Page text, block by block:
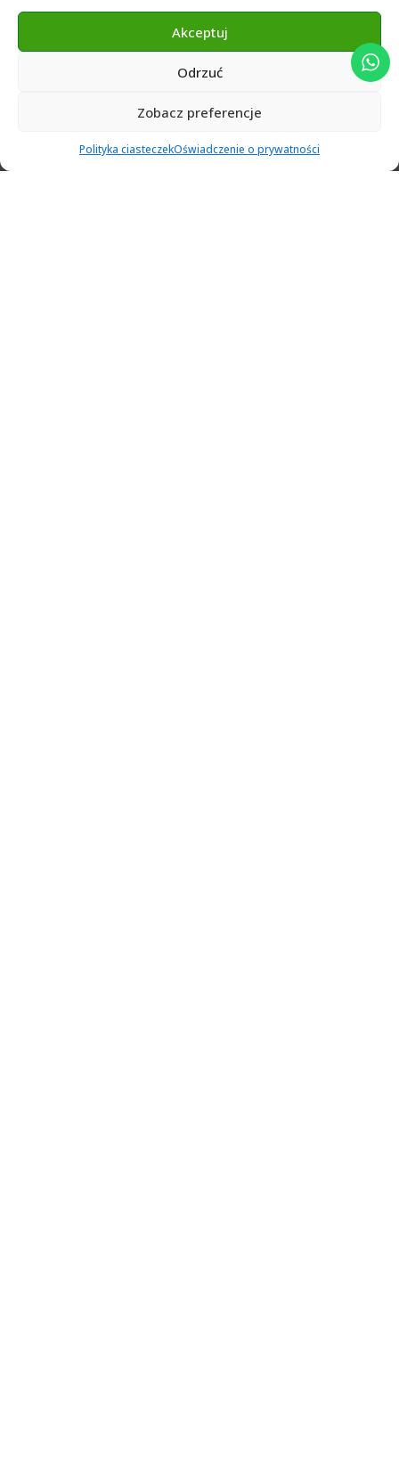
Akceptuj
Odrzuć
Zobacz preferencje
Polityka ciasteczekOświadczenie o prywatności
© 2024 Abutment Implants PL. All rights reserved
Filters KlientMenu